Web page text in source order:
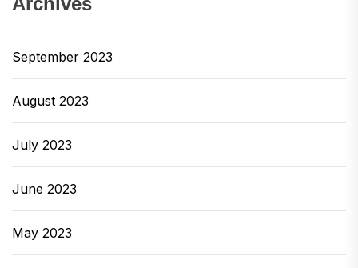
September 2023
August 2023
July 2023
June 2023
May 2023